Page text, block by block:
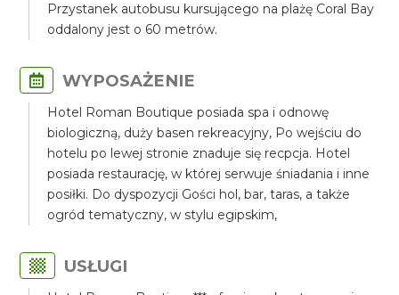
Przystanek autobusu kursującego na plażę Coral Bay
oddalony jest o 60 metrów.
WYPOSAŻENIE
Hotel Roman Boutique posiada spa i odnowę
biologiczną, duży basen rekreacyjny, Po wejściu do
hotelu po lewej stronie znaduje się recpcja. Hotel
posiada restaurację, w której serwuje śniadania i inne
posiłki. Do dyspozycji Gości hol, bar, taras, a także
ogród tematyczny, w stylu egipskim,
USŁUGI